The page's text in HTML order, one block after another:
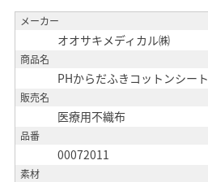
メーカー
オオサキメディカル㈱
商品名
PHからだふきコットンシート
販売名
医療用不織布
品番
00072011
素材